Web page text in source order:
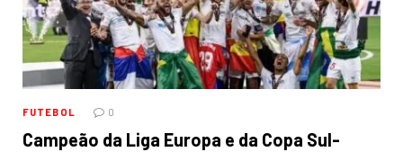
FUTEBOL 0
Campeão da Liga Europa e da Copa Sul-